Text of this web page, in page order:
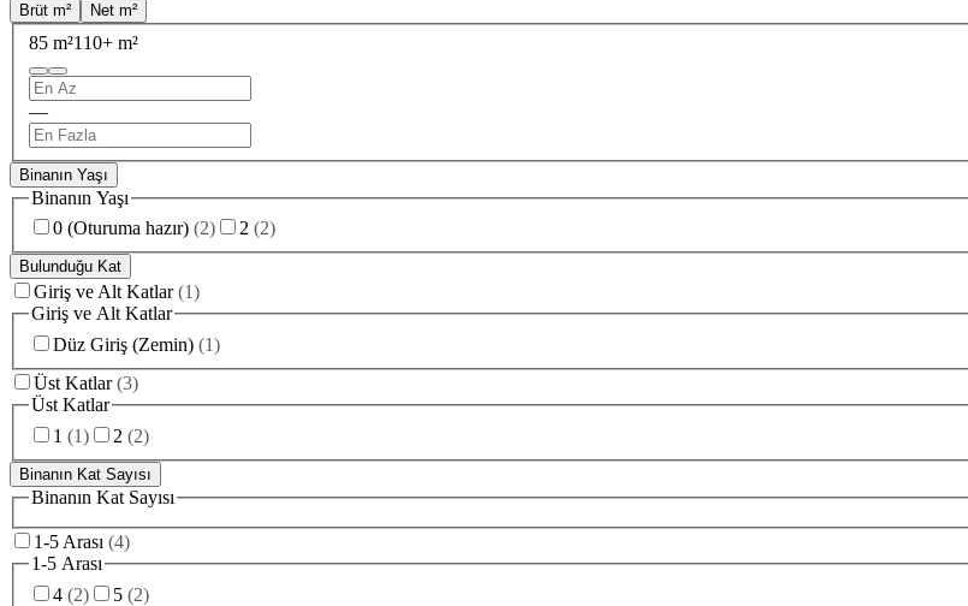
Brüt m²
Net m²
85 m²110+ m²
—
Binanın Yaşı
Binanın Yaşı
0 (Oturuma hazır) (2) 2 (2)
Bulunduğu Kat
Giriş ve Alt Katlar (1)
Giriş ve Alt Katlar
Düz Giriş (Zemin) (1)
Üst Katlar (3)
Üst Katlar
1 (1) 2 (2)
Binanın Kat Sayısı
Binanın Kat Sayısı
1-5 Arası (4)
1-5 Arası
4 (2) 5 (2)